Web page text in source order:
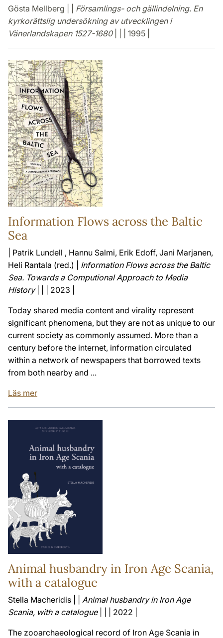
Gösta Mellberg | | Församlings- och gällindelning. En
kyrkorättslig undersökning av utvecklingen i
Vänerlandskapen 1527-1680| | | 1995 |
Information Flows across the Baltic
Sea
| Patrik Lundell , Hannu Salmi, Erik Edoff, Jani Marjanen,
Heli Rantala (red.) | Information Flows across the Baltic
Sea. Towards a Computional Approach to Media
History| | | 2023 |
Today shared media content and virality represent
significant phenomena, but they are not as unique to our
current society as commonly assumed. More than a
century before the internet, information circulated
within a network of newspapers that borrowed texts
from both nearby and ...
Läs mer
Animal husbandry in Iron Age Scania,
with a catalogue
Stella Macheridis | | Animal husbandry in Iron Age
Scania, with a catalogue| | | 2022 |
The zooarchaeological record of Iron Age Scania in